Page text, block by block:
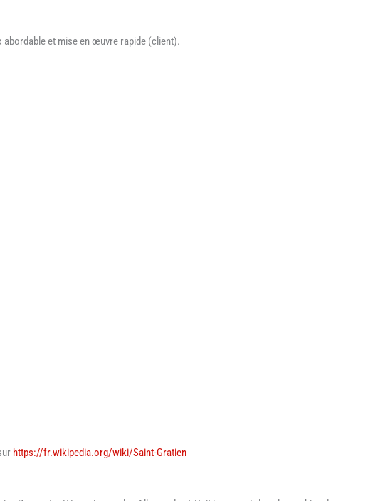
abordable et mise en œuvre rapide (client).
https://fr.wikipedia.org/wiki/Saint-Gratien